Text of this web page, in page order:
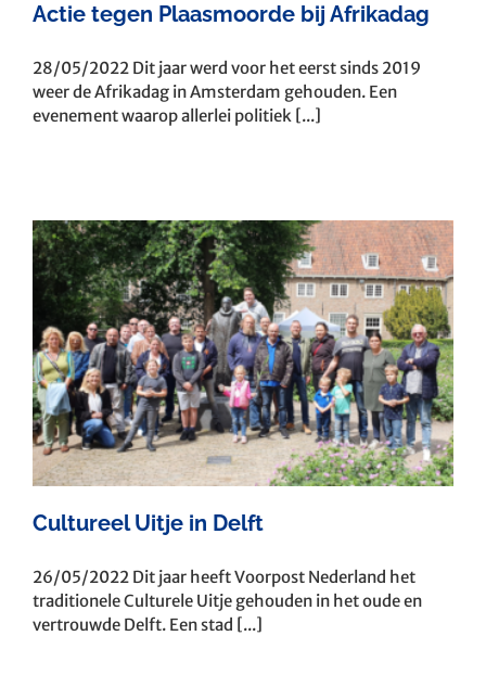
Actie tegen Plaasmoorde bij Afrikadag
28/05/2022 Dit jaar werd voor het eerst sinds 2019
weer de Afrikadag in Amsterdam gehouden. Een
evenement waarop allerlei politiek [...]
Cultureel Uitje in Delft
26/05/2022 Dit jaar heeft Voorpost Nederland het
traditionele Culturele Uitje gehouden in het oude en
vertrouwde Delft. Een stad [...]